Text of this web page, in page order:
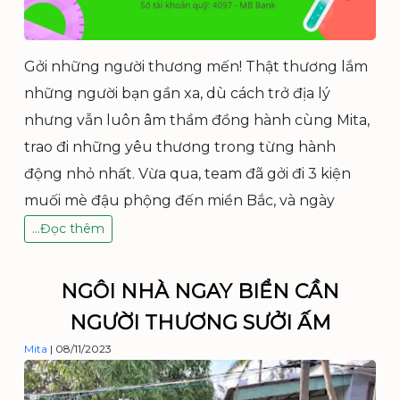
0
2
5
Gởi những người thương mến! Thật thương lắm
những người bạn gần xa, dù cách trở địa lý
nhưng vẫn luôn âm thầm đồng hành cùng Mita,
trao đi những yêu thương trong từng hành
động nhỏ nhất. Vừa qua, team đã gởi đi 3 kiện
muối mè đậu phộng đến miền Bắc, và ngày
…C
ấ
ổ
n
g
Đọc thêm
NGÔI NHÀ NGAY BIỂN CẦN
NGƯỜI THƯƠNG SƯỞI ẤM
Mita | 08/11/2023